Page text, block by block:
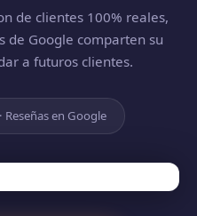
de clientes 100% reales,
de Google comparten su
a futuros clientes.
· Reseñas en Google